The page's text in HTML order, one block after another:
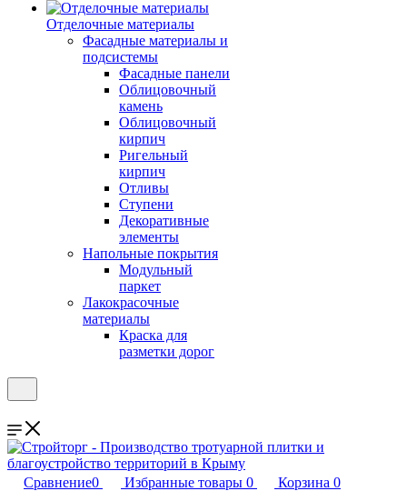
Отделочные материалы
Фасадные материалы и
подсистемы
Фасадные панели
Облицовочный
камень
Облицовочный
кирпич
Ригельный
кирпич
Отливы
Ступени
Декоративные
элементы
Напольные покрытия
Модульный
паркет
Лакокрасочные
материалы
Краска для
разметки дорог
Сравнение0 Избранные товары 0 Корзина 0